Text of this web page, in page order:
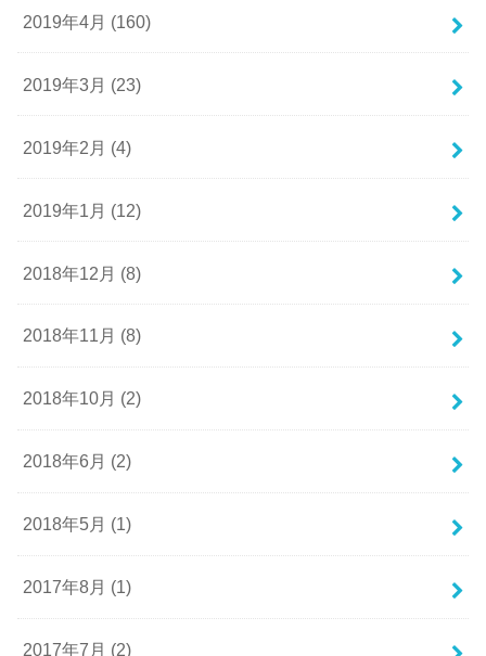
2019年4月 (160)
2019年3月 (23)
2019年2月 (4)
2019年1月 (12)
2018年12月 (8)
2018年11月 (8)
2018年10月 (2)
2018年6月 (2)
2018年5月 (1)
2017年8月 (1)
2017年7月 (2)